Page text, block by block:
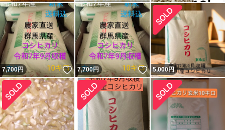
7,700円 いいね！
7,700円 いいね！
5,000円